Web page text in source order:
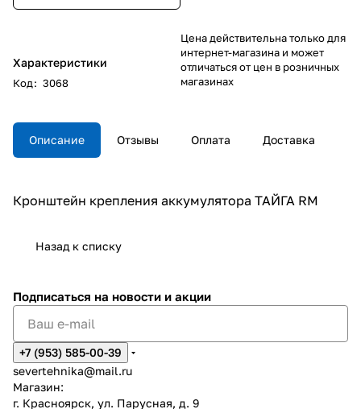
Характеристики
Код: 3068
Цена действительна только для
интернет-магазина и может
отличаться от цен в розничных
магазинах
Описание Отзывы Оплата Доставка
Кронштейн крепления аккумулятора ТАЙГА RM
Назад к списку
Подписаться на новости и акции
+7 (953) 585-00-39
severtehnika@mail.ru
Магазин:
г. Красноярск, ул. Парусная, д. 9